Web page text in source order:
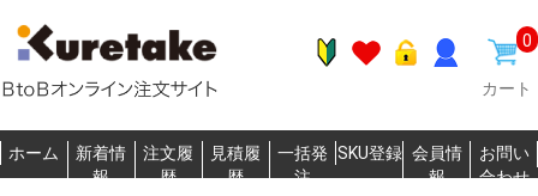
0
カート
ホーム
新着情
報
注文履
歴
見積履
歴
一括発
注
SKU登録 会員情
報
お問い
合わせ